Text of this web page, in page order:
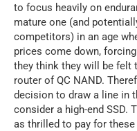
to focus heavily on
mature one (and
competitors) in an age
prices come down,
they think they will be felt
router of QC NAND.
decision to draw a line in
consider a high-end SSD.
as thrilled to pay for these